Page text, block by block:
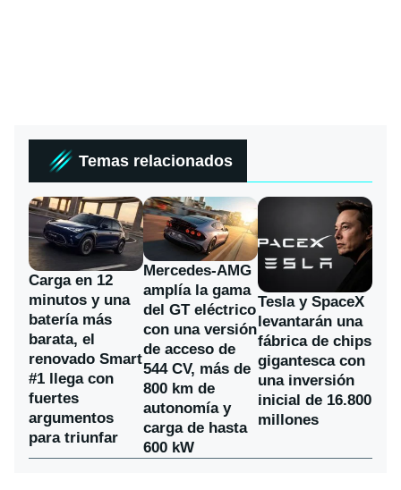
Temas relacionados
Carga en 12
minutos y una
batería más
barata, el
renovado Smart
#1 llega con
fuertes
argumentos
para triunfar
Mercedes-AMG
amplía la gama
del GT eléctrico
con una versión
de acceso de
544 CV, más de
800 km de
autonomía y
carga de hasta
600 kW
Tesla y SpaceX
levantarán una
fábrica de chips
gigantesca con
una inversión
inicial de 16.800
millones